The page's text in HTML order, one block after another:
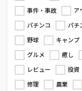
事件・事故
ア
パチンコ
パチ
野球
キャンプ
グルメ
癒し
レビュー
投資
修理
農業